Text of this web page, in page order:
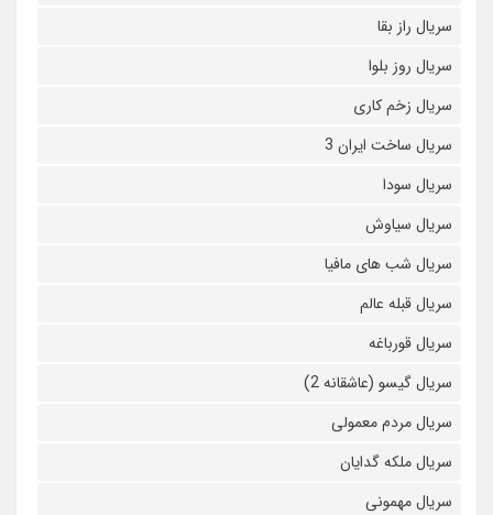
سریال راز بقا
سریال روز بلوا
سریال زخم کاری
سریال ساخت ایران 3
سریال سودا
سریال سیاوش
سریال شب های مافیا
سریال قبله عالم
سریال قورباغه
سریال گیسو (عاشقانه 2)
سریال مردم معمولی
سریال ملکه گدایان
سریال مهمونی